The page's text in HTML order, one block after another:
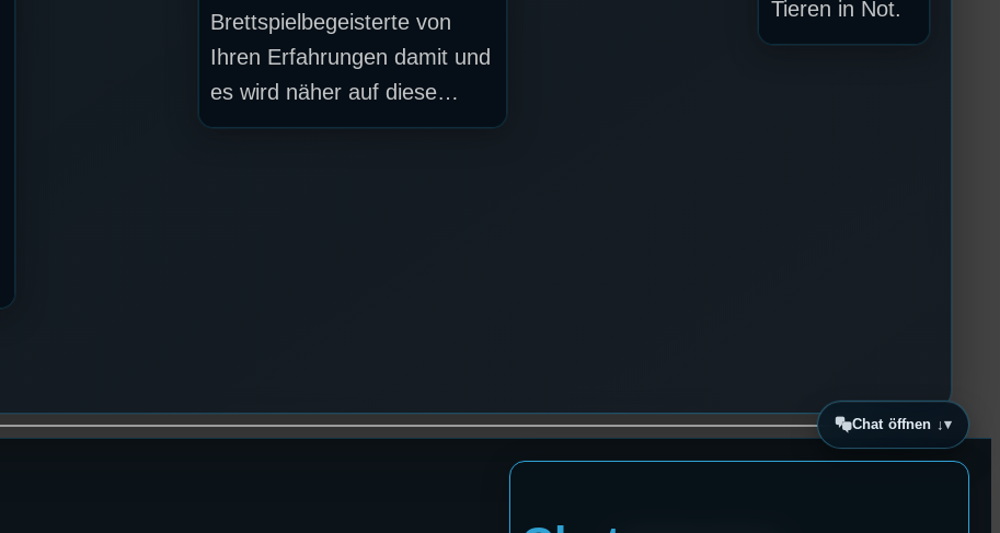
Brettspielbegeisterte von
Ihren Erfahrungen damit und
es wird näher auf diese…
Tieren in Not.
Chat öffnen ↓